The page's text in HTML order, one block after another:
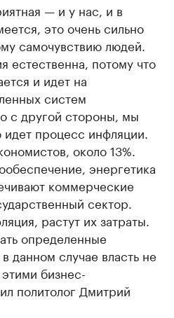
— и у нас, и в
это очень сильно
самочувствию людей.
естественна, потому что
и идет на
систем
с другой стороны, мы
процесс инфляции.
около 13%.
энергетика
коммерческие
сектор.
растут их затраты.
определенные
данном случае власть не
бизнес-
политолог Дмитрий